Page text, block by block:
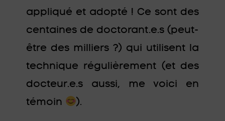
appliqué et adopté ! Ce sont des
centaines de doctorant.e.s (peut-
être des milliers ?) qui utilisent la
technique régulièrement (et des
docteur.e.s aussi, me voici en
témoin
).